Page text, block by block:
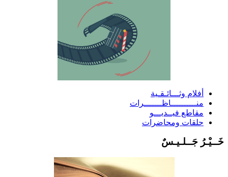
أفلام وثـــائـقـية
منــــــــــاظـــــــرات
مقاطع فيــديـــو
حلقات ومحاضرات
جَــلـيـسٌ